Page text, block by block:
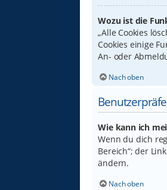
Wozu ist die
„Alle Cookies
Cookies einige
An- oder
Nach oben
Wie kann ich
Wenn du dich
Bereich“; der
ändern.
Nach oben